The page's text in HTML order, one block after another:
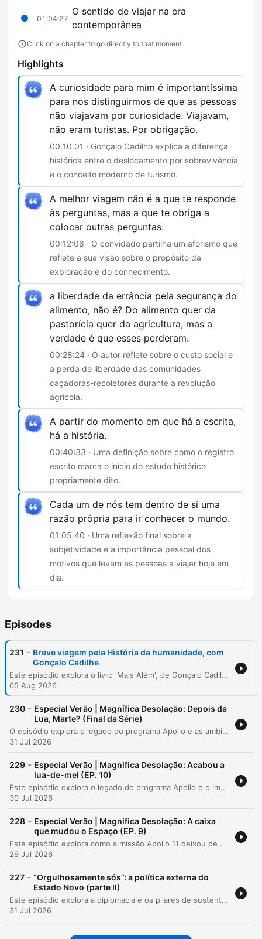
01:04:27
O sentido de viajar na era
contemporânea
Click on a chapter to go directly to that moment
Highlights
A curiosidade para mim é importantíssima
para nos distinguirmos de que as pessoas
não viajavam por curiosidade. Viajavam,
não eram turistas. Por obrigação.
00:10:01 · Gonçalo Cadilho explica a diferença
histórica entre o deslocamento por sobrevivência
e o conceito moderno de turismo.
A melhor viagem não é a que te responde
às perguntas, mas a que te obriga a
colocar outras perguntas.
00:12:08 · O convidado partilha um aforismo que
reflete a sua visão sobre o propósito da
exploração e do conhecimento.
a liberdade da errância pela segurança do
alimento, não é? Do alimento quer da
pastorícia quer da agricultura, mas a
verdade é que esses perderam.
00:28:24 · O autor reflete sobre o custo social e
a perda de liberdade das comunidades
caçadoras-recoletores durante a revolução
agrícola.
A partir do momento em que há a escrita,
há a história.
00:40:33 · Uma definição sobre como o registro
escrito marca o início do estudo histórico
propriamente dito.
Cada um de nós tem dentro de si uma
razão própria para ir conhecer o mundo.
01:05:40 · Uma reflexão final sobre a
subjetividade e a importância pessoal dos
motivos que levam as pessoas a viajar hoje em
dia.
Episodes
231 - Breve viagem pela História da humanidade, com
Gonçalo Cadilhe
Este episódio explora o livro 'Mais Além', de Gonçalo Cadilho, que traça a história da viagem humana desde o Paleolítico até à era moderna. A conversa aborda a evolução humana, as migrações e a transição do nomadismo para o sedentarismo no Neolítico, refletindo sobre como a necessidade de sobrevivência deu lugar à curiosidade e ao turismo. A discussão percorre a expansão das línguas indo-europeias, o impacto das rotas de peregrinação e as grandes navegações. São analisados o legado das infraestruturas romanas, a audácia de figuras como Magalhães e a mudança de paradigma científico com James Cook, culminando numa reflexão sobre o sentido da viagem na contemporaneidade.
05 Aug 2026
230 - Especial Verão | Magnífica Desolação: Depois da
Lua, Marte? (Final da Série)
O episódio explora o legado do programa Apollo e as ambições contemporâneas de retorno à Lua através do programa Artemis. A narrativa conecta a nostalgia da ficção científica dos anos 70, como Espaço 1999, com os desafios políticos e tecnológicos atuais para estabelecer uma presença humana sustentável no espaço. A discussão aborda a necessidade de novos modelos de financiamento e cooperação internacional para viabilizar missões que utilizem a Lua como trampolim para Marte. O conteúdo analisa o papel da iniciativa privada, as incertezas orçamentárias do Congresso americano e a possibilidade emergente do turismo espacial lunar.
31 Jul 2026
229 - Especial Verão | Magnífica Desolação: Acabou a
lua-de-mel (EP. 10)
Este episódio explora o legado do programa Apollo e o impacto cultural e tecnológico da missão Apollo 11. Através de relatos sobre a vida dos astronautas Neil Armstrong, Buzz Aldrin e Michael Collins, o podcast analisa como o triunfo da chegada à Lua transformou a percepção global, passando de uma narrativa de drama humano para uma de ciência e geologia. A análise aborda também as consequências económicas e sociais, destacando como os investimentos massivos na corrida espacial lançaram as bases para a revolução digital e influenciaram figuras contemporâneas da tecnologia. O episódio reflete sobre o fim do interesse político após a vitória na corrida espacial e o legado de determinação deixado pelo programa.
30 Jul 2026
228 - Especial Verão | Magnífica Desolação: A caixa
que mudou o Espaço (EP. 9)
Este episódio explora como a missão Apollo 11 deixou de ser um projeto militar secreto para se tornar o primeiro grande acontecimento mediático global do século XX. Através da análise da transição da NASA de uma política de secretismo para uma estratégia de transparência e comunicação aberta, o podcast detalha como a televisão humanizou a conquista espacial. A narrativa aborda também o impacto cultural e comercial da missão, incluindo o papel dos astronautas como porta-vozes autênticos, a introdução do product placement (como os casos da Tang e da Omega) e as memórias de como a chegada da televisão transformou a vida em Portugal.
29 Jul 2026
227 - “Orgulhosamente sós”: a política externa do
Estado Novo (parte II)
Este episódio explora a diplomacia e os pilares de sustentação do Estado Novo entre 1961 e 1974, analisando a erosão do apoio da Igreja e do Exército ao regime. Discute-se o papel de figuras como Botelho Muniz e Costa Gomes, bem como a influência internacional, especialmente a eleição de Kennedy e a independência do Congo no contexto da Guerra Colonial. A análise detalha as complexas alianças diplomáticas e militares de Portugal, incluindo o uso estratégico da base das Lajes e a busca por apoio na França, Alemanha e África do Sul. Aborda-se também a transição de poder de Salazar para Marcelo Caetano, as dificuldades políticas deste último perante a guerra colonial e as tentativas desesperadas do regime para evitar o colapso face ao isolamento internacional.
31 Jul 2026